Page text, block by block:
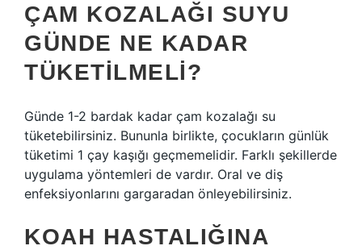
ÇAM KOZALAĞI SUYU
GÜNDE NE KADAR
TÜKETILMELI?
Günde 1-2 bardak kadar çam kozalağı su
tüketebilirsiniz. Bununla birlikte, çocukların günlük
tüketimi 1 çay kaşığı geçmemelidir. Farklı şekillerde
uygulama yöntemleri de vardır. Oral ve diş
enfeksiyonlarını gargaradan önleyebilirsiniz.
KOAH HASTALIĞINA